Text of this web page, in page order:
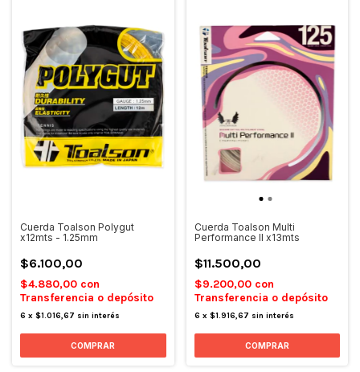
Cuerda Toalson Polygut
x12mts - 1.25mm
$6.100,00
$4.880,00 con
Transferencia o depósito
6 x $1.016,67 sin interés
Cuerda Toalson Multi
Performance II x13mts
$11.500,00
$9.200,00 con
Transferencia o depósito
6 x $1.916,67 sin interés
COMPRAR